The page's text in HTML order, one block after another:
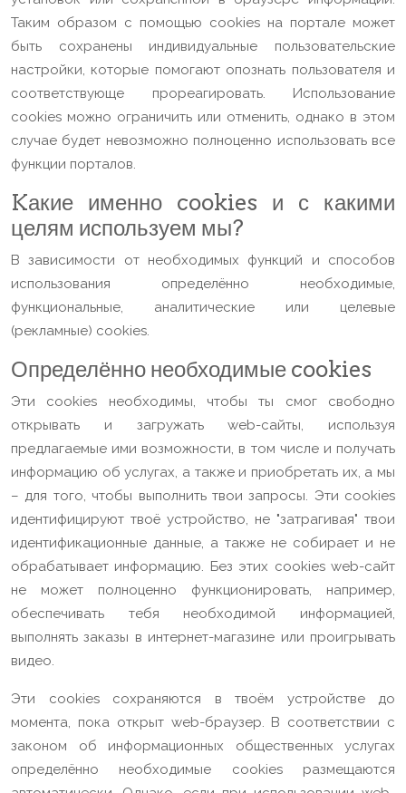
Таким образом с помощью cookies на портале может
быть сохранены индивидуальные пользовательские
настройки, которые помогают опознать пользователя и
соответствующе прореагировать. Использование
cookies можно ограничить или отменить, однако в этом
случае будет невозможно полноценно использовать все
функции порталов.
Kакие именно cookies и с какими
целям используем мы?
В зависимости от необходимых функций и способов
использования определённо необходимые,
функциональные, аналитические или целевые
(рекламные) cookies.
Определённо необходимые cookies
Эти cookies необходимы, чтобы ты смог свободно
открывать и загружать web-сайты, используя
предлагаемые ими возможности, в том числе и получать
информацию об услугах, а также и приобретать их, а мы
– для того, чтобы выполнить твои запросы. Эти cookies
идентифицируют твоё устройство, не "затрагивая" твои
идентификационные данные, а также не собирает и не
обрабатывает информацию. Без этих cookies web-сайт
не может полноценно функционировать, например,
обеспечивать тебя необходимой информацией,
выполнять заказы в интернет-магазине или проигрывать
видео.
Эти cookies сохраняются в твоём устройстве до
момента, пока открыт web-браузер. В соответствии с
законом об информационных общественных услугах
определённо необходимые cookies размещаются